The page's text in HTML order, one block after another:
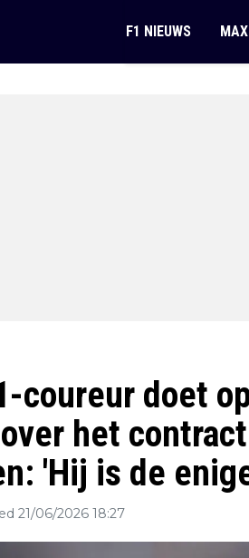
F1 NIEUWS
coureur doet
het
'Hij is de
21/06/2026 18:27